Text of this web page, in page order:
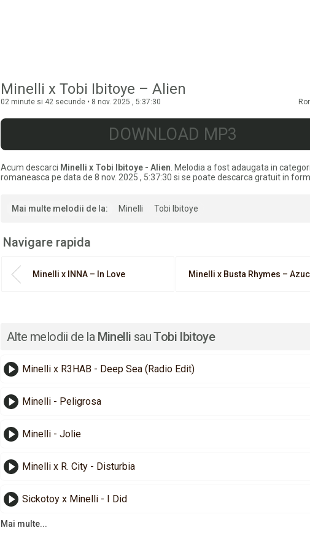
Minelli x Tobi Ibitoye – Alien
02 minute si 42 secunde • 8 nov. 2025 , 5:37:30
DOWNLOAD MP3
Acum descarci Minelli x Tobi Ibitoye - Alien . Melodia a fost adaugata in
romaneasca pe data de 8 nov. 2025 , 5:37:30 si se poate descarca gratuit in
Mai multe melodii de la: Minelli Tobi Ibitoye
Navigare rapida
Minelli x INNA – In Love Minelli x Busta Rhymes –
Alte melodii de la Minelli sauTobi Ibitoye
Minelli x R3HAB - Deep Sea (Radio Edit)
Minelli - Peligrosa
Minelli - Jolie
Minelli x R. City - Disturbia
Sickotoy x Minelli - I Did
Mai multe...